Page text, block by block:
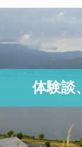
体験談